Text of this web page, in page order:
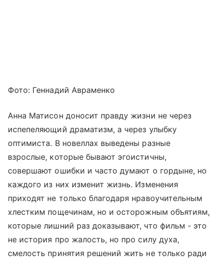
Фото: Геннадий Авраменко
Анна Матисон доносит правду жизни не через
испепеляющий драматизм, а через улыбку
оптимиста. В новеллах выведены разные
взрослые, которые бывают эгоистичны,
совершают ошибки и часто думают о гордыне, но
каждого из них изменит жизнь. Изменения
приходят не только благодаря нравоучительным
хлестким пощечинам, но и осторожным объятиям,
которые лишний раз доказывают, что фильм - это
не история про жалость, но про силу духа,
смелость принятия решений жить не только ради